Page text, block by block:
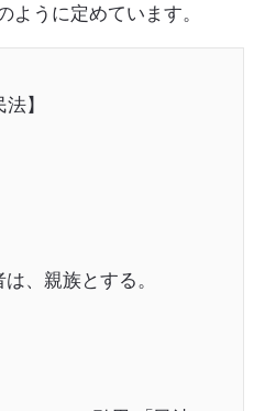
ように定めています。
法】
、親族とする。